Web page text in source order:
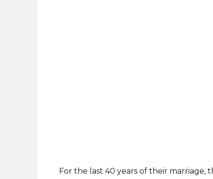
For the last 40 years of their marriage,